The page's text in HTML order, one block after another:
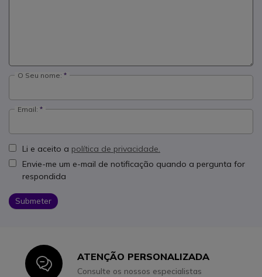
O Seu nome:
Email:
Li e aceito a política de privacidade.
Envie-me um e-mail de notificação quando a pergunta for
respondida
Submeter
IconATENÇÃO PERSONALIZADA
Consulte os nossos especialistas